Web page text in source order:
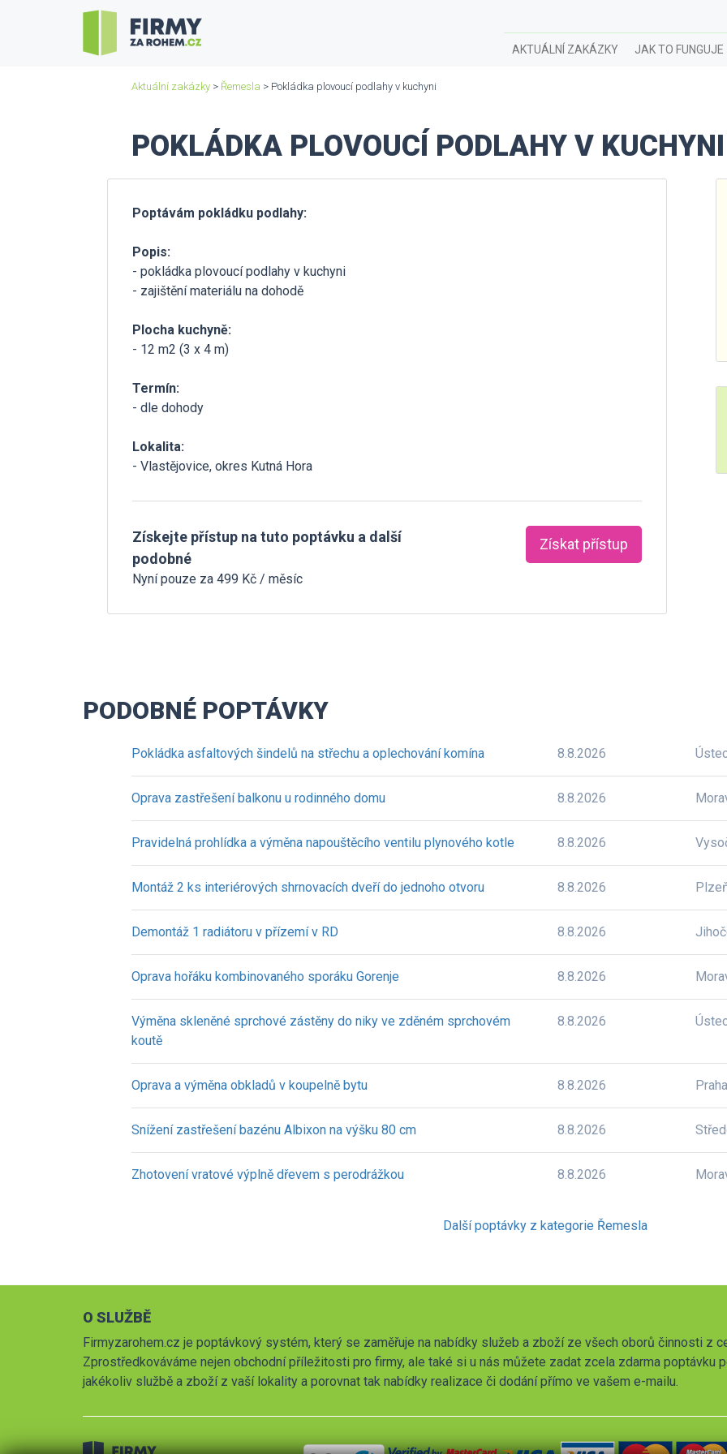
AKTUÁLNÍ ZAKÁZKY JAK TO FUNGUJE
Aktuální zakázky > Řemesla > Pokládka plovoucí podlahy v kuchyni
POKLÁDKA PLOVOUCÍ PODLAHY V KUCHYNI
Poptávám pokládku podlahy:
Popis:
- pokládka plovoucí podlahy v kuchyni
- zajištění materiálu na dohodě
Plocha kuchyně:
- 12 m2 (3 x 4 m)
Termín:
- dle dohody
Lokalita:
- Vlastějovice, okres Kutná Hora
Získejte přístup na tuto poptávku a další
podobné
Nyní pouze za 499 Kč / měsíc
Získat přístup
PODOBNÉ POPTÁVKY
Pokládka asfaltových šindelů na střechu a oplechování komína 8.8.2026
Oprava zastřešení balkonu u rodinného domu 8.8.2026
Pravidelná prohlídka a výměna napouštěcího ventilu plynového kotle 8.8.2026
Montáž 2 ks interiérových shrnovacích dveří do jednoho otvoru 8.8.2026
Demontáž 1 radiátoru v přízemí v RD 8.8.2026
Oprava hořáku kombinovaného sporáku Gorenje 8.8.2026
Výměna skleněné sprchové zástěny do niky ve zděném sprchovém
koutě
8.8.2026
Oprava a výměna obkladů v koupelně bytu 8.8.2026 Praha
Snížení zastřešení bazénu Albixon na výšku 80 cm 8.8.2026
Zhotovení vratové výplně dřevem s perodrážkou 8.8.2026
Další poptávky z kategorie Řemesla
O SLUŽBĚ
Firmyzarohem.cz je poptávkový systém, který se zaměřuje na nabídky služeb a zboží ze všech oborů činnosti z
Zprostředkováváme nejen obchodní příležitosti pro firmy, ale také si u nás můžete zadat zcela zdarma poptávku
jakékoliv službě a zboží z vaší lokality a porovnat tak nabídky realizace či dodání přímo ve vašem e-mailu.